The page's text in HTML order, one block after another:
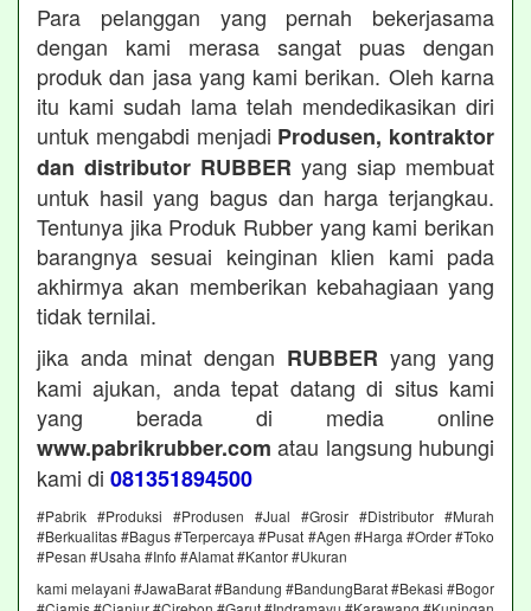
Para pelanggan yang pernah bekerjasama
dengan kami merasa sangat puas dengan
produk dan jasa yang kami berikan. Oleh karna
itu kami sudah lama telah mendedikasikan diri
untuk mengabdi menjadi Produsen, kontraktor
dan distributor RUBBER yang siap membuat
untuk hasil yang bagus dan harga terjangkau.
Tentunya jika Produk Rubber yang kami berikan
barangnya sesuai keinginan klien kami pada
akhirmya akan memberikan kebahagiaan yang
tidak ternilai.
jika anda minat dengan RUBBER yang yang
kami ajukan, anda tepat datang di situs kami
yang berada di media online
www.pabrikrubber.com atau langsung hubungi
kami di 081351894500
#Pabrik #Produksi #Produsen #Jual #Grosir #Distributor #Murah
#Berkualitas #Bagus #Terpercaya #Pusat #Agen #Harga #Order #Toko
#Pesan #Usaha #Info #Alamat #Kantor #Ukuran
kami melayani #JawaBarat #Bandung #BandungBarat #Bekasi #Bogor